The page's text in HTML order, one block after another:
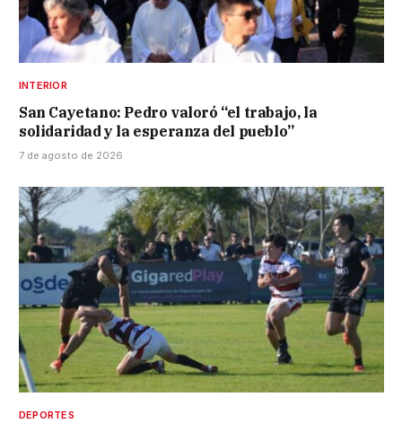
INTERIOR
San Cayetano: Pedro valoró “el trabajo, la
solidaridad y la esperanza del pueblo”
7 de agosto de 2026
DEPORTES